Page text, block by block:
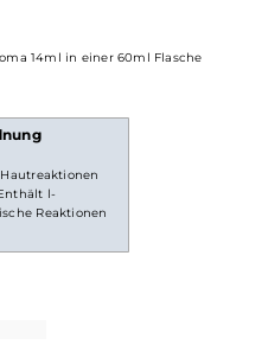
sich nur ein wenig Aroma in
werden. Danach solltest
ordentlich durchschütteln
Liquid ist jetzt bereit zur